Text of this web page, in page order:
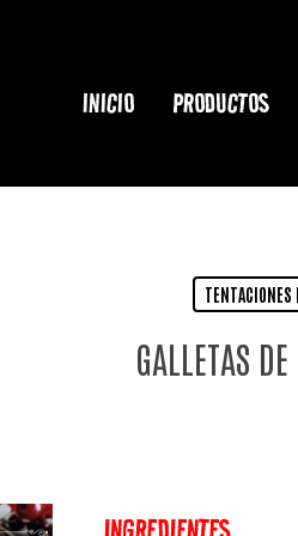
INICIO PRODUCTOS
TENTACIONES
GALLETAS